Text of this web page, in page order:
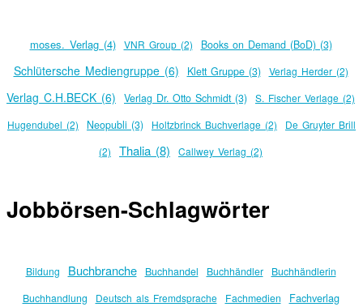
moses. Verlag (4) VNR Group (2) Books on Demand (BoD) (3)
Schlütersche Mediengruppe (6) Klett Gruppe (3) Verlag Herder (2)
Verlag C.H.BECK (6) Verlag Dr. Otto Schmidt (3) S. Fischer Verlage (2)
Hugendubel (2)
Neopubli (3) Holtzbrinck Buchverlage (2)
De Gruyter Brill
(2)
Thalia (8) Callwey Verlag (2)
Jobbörsen-Schlagwörter
Bildung Buchbranche Buchhandel Buchhändler
Buchhändlerin
Buchhandlung
Deutsch als Fremdsprache Fachmedien Fachverlag